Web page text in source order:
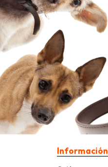
Información